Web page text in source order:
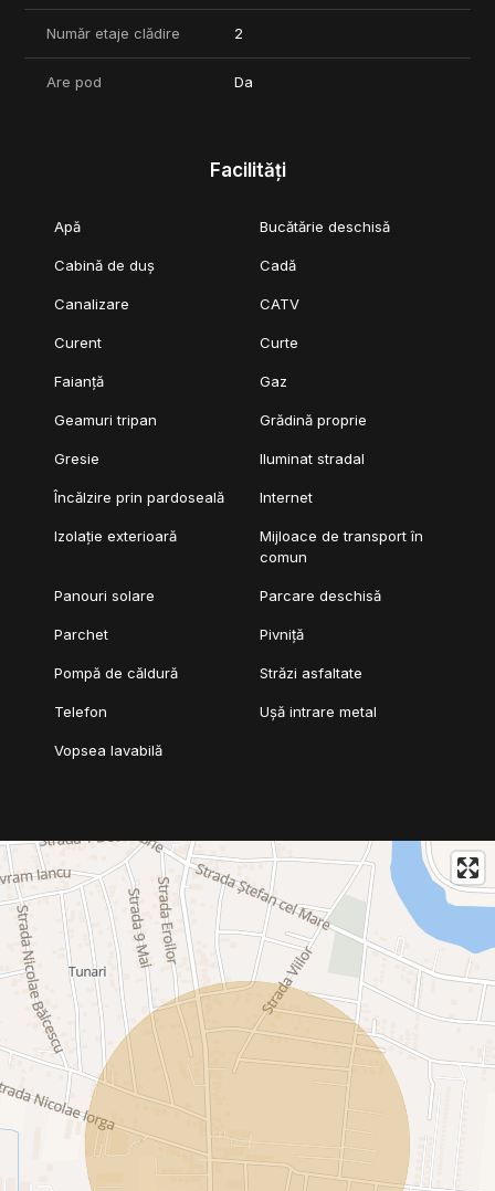
- panouri solare 6.4 kW
- invertor hibrid Solis 8 kW
- tamplarie tripan Salamander bluEvolution 73
- parchet 12 mm
- priza exterioara 380V pentru incarcare auto electrica
- beci cu gura de vizitare 80x80
Comision 0% pentru cumparator.
Număr etaje clădire 2
Are pod Da
Facilități
Apă Bucătărie deschisă
Cabină de duș Cadă
Canalizare CATV
Curent Curte
Faianță Gaz
Geamuri tripan Grădină proprie
Gresie Iluminat stradal
Încălzire prin pardoseală Internet
Izolație exterioară
Mijloace de transport în
comun
Panouri solare Parcare deschisă
Parchet Pivniță
Pompă de căldură Străzi asfaltate
Telefon Ușă intrare metal
Vopsea lavabilă